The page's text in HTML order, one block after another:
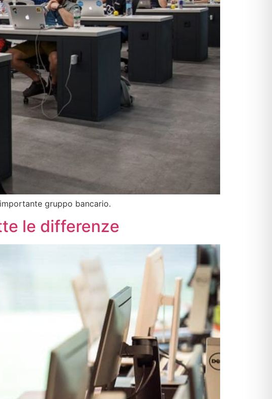
gruppo bancario.
le differenze